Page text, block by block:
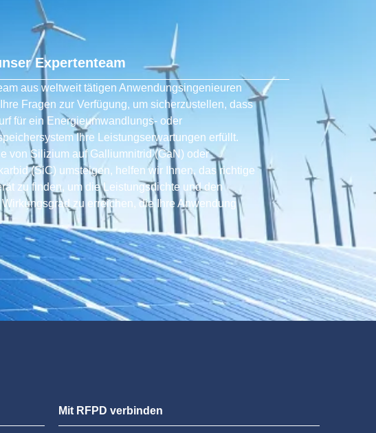
Expertenteam
aus weltweit tätigen Anwendungsingenieuren
Fragen zur Verfügung, um sicherzustellen, dass
für ein Energieumwandlungs- oder
Ihre Leistungserwartungen erfüllt.
von Silizium auf Galliumnitrid (GaN) oder
(SiC) umsteigen, helfen wir Ihnen, das richtige
zu finden, um die Leistungsdichte und den
Wirkungsgrad zu erreichen, die Ihre Anwendung
Mit RFPD verbinden